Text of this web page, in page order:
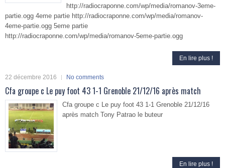
http://radiocraponne.com/wp/media/romanov-3eme-
partie.ogg 4eme partie http://radiocraponne.com/wp/media/romanov-
4eme-partie.ogg 5eme partie
http://radiocraponne.com/wp/media/romanov-5eme-partie.ogg
En lire plus !
22 décembre 2016 No comments
Cfa groupe c Le puy foot 43 1-1 Grenoble 21/12/16 après match
Cfa groupe c Le puy foot 43 1-1 Grenoble 21/12/16
après match Tony Patrao le buteur
En lire plus !